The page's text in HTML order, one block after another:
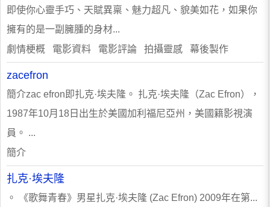
即使你心靈手巧、天賦異稟、魅力超凡、貌美如花，如果你
擁有的是一副臃腫的身材...
劇情梗概 電影資料 電影評論 拍攝靈感 幕後製作
zacefron
簡介zac efron即扎克·埃夫隆。 扎克·埃夫隆（Zac Efron），
1987年10月18日出生於美國加利福尼亞州，美國籍影視演
員。 ...
簡介
扎克·埃夫隆
。 《歌舞青春》男星扎克·埃夫隆 (Zac Efron) 2009年在第...